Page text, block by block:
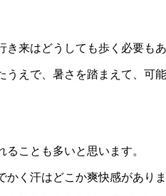
来はどうしても歩く必要
えで、暑さを踏まえて、可
ことも多いと思います。
く汗はどこか爽快感がありま